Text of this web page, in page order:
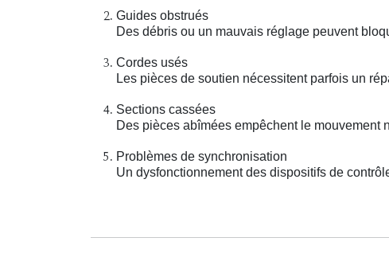
Guides obstrués
Des débris ou un mauvais réglage peuvent
Cordes usés
Les pièces de soutien nécessitent parfois un
Sections cassées
Des pièces abîmées empêchent le mouvement
Problèmes de synchronisation
Un dysfonctionnement des dispositifs de